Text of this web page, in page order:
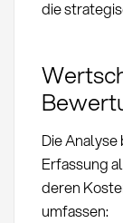
die
Die
Erfassung
deren
umfassen: